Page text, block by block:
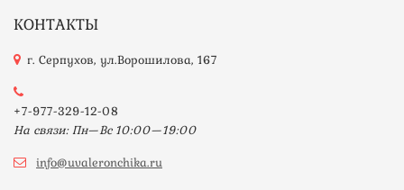
КОНТАКТЫ
г. Серпухов, ул.Ворошилова, 167
+7-977-329-12-08
На связи: Пн—Вс 10:00—19:00
info@uvaleronchika.ru